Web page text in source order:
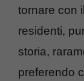
tornare con
residenti,
storia,
preferendo